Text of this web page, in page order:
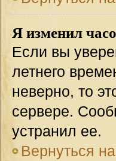
Я изменил
Если вы
летнего
неверно, то
сервере.
устранил ее.
Вернуться